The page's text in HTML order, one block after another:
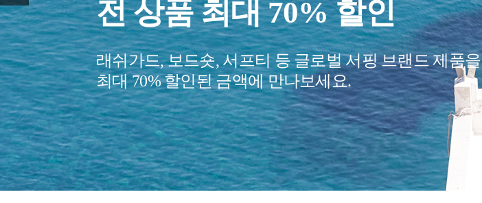
전 상품 최대 70% 할인
래쉬가드, 보드숏, 서프티 등 글로벌 서핑 브랜드 제품을
최대 70% 할인된 금액에 만나보세요.